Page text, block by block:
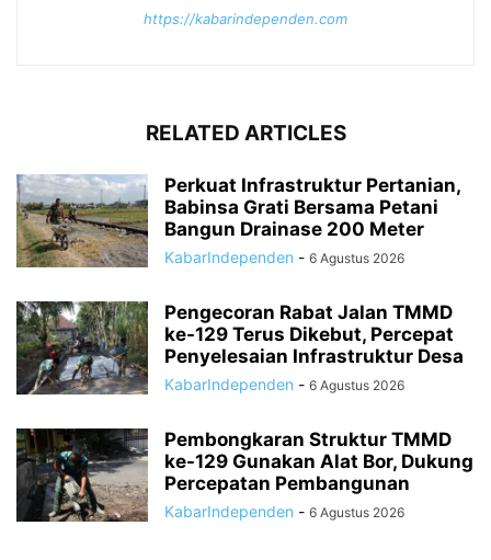
https://kabarindependen.com
RELATED ARTICLES
Perkuat Infrastruktur Pertanian,
Babinsa Grati Bersama Petani
Bangun Drainase 200 Meter
KabarIndependen - 6 Agustus 2026
Pengecoran Rabat Jalan TMMD
ke-129 Terus Dikebut, Percepat
Penyelesaian Infrastruktur Desa
KabarIndependen - 6 Agustus 2026
Pembongkaran Struktur TMMD
ke-129 Gunakan Alat Bor, Dukung
Percepatan Pembangunan
KabarIndependen - 6 Agustus 2026